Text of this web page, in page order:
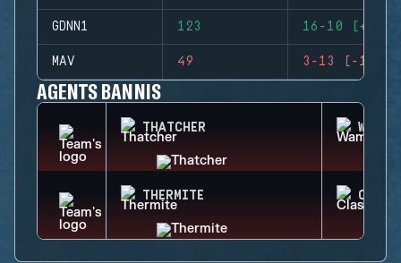
GDNN1 123 16-10 (+6)
MAV 49 3-13 (-10)
AGENTS BANNIS
THATCHER WAMAI
THERMITE CLASH